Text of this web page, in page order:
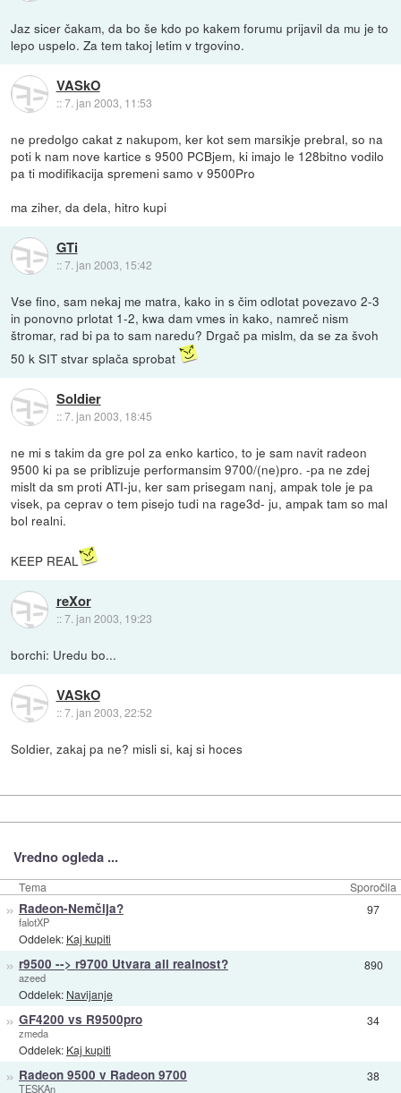
Jaz sicer čakam, da bo še kdo po kakem forumu prijavil da mu je to
lepo uspelo. Za tem takoj letim v trgovino.
VASkO
::7. jan 2003, 11:53
ne predolgo cakat z nakupom, ker kot sem marsikje prebral, so na
poti k nam nove kartice s 9500 PCBjem, ki imajo le 128bitno vodilo
pa ti modifikacija spremeni samo v 9500Pro
ma ziher, da dela, hitro kupi
GTi
::7. jan 2003, 15:42
Vse fino, sam nekaj me matra, kako in s čim odlotat povezavo 2-3
in ponovno prlotat 1-2, kwa dam vmes in kako, namreč nism
štromar, rad bi pa to sam naredu? Drgač pa mislm, da se za švoh
50 k SIT stvar splača sprobat
Soldier
::7. jan 2003, 18:45
ne mi s takim da gre pol za enko kartico, to je sam navit radeon
9500 ki pa se priblizuje performansim 9700/(ne)pro. -pa ne zdej
mislt da sm proti ATI-ju, ker sam prisegam nanj, ampak tole je pa
visek, pa ceprav o tem pisejo tudi na rage3d- ju, ampak tam so mal
bol realni.
KEEP REAL
reXor
::7. jan 2003, 19:23
borchi: Uredu bo...
VASkO
::7. jan 2003, 22:52
Soldier, zakaj pa ne? misli si, kaj si hoces
Vredno ogleda ...
Tema Sporočila
» Radeon-Nemčija?
falotXP
Oddelek: Kaj kupiti
97
» r9500 --> r9700 Utvara ali realnost?
azeed
Oddelek: Navijanje
890
» GF4200 vs R9500pro
zmeda
Oddelek: Kaj kupiti
34
» Radeon 9500 v Radeon 9700
TESKAn
38